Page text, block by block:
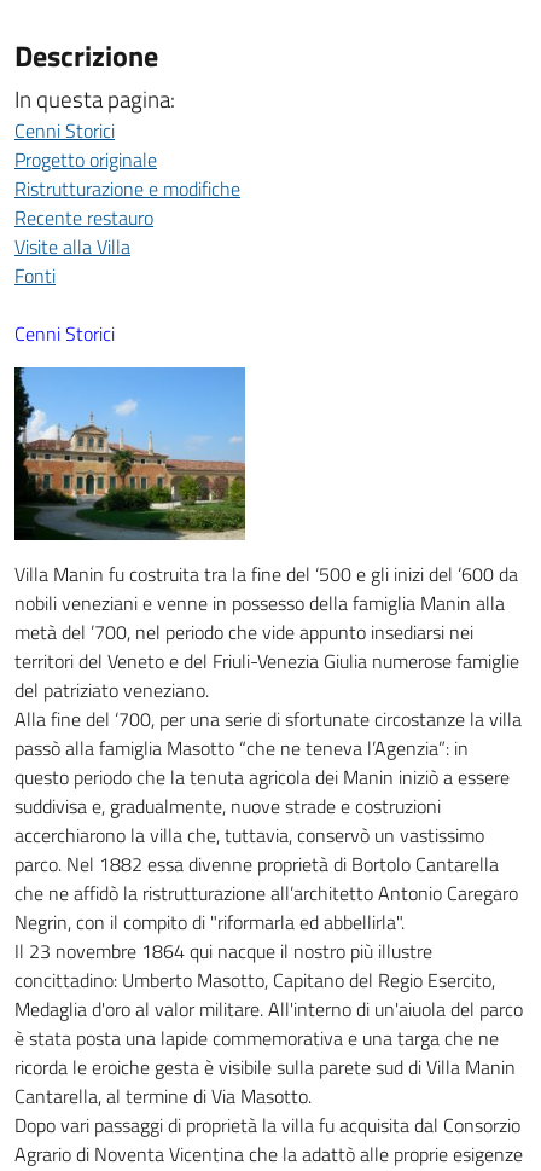
Descrizione
In questa pagina:
Cenni Storici
Progetto originale
Ristrutturazione e modifiche
Recente restauro
Visite alla Villa
Fonti
Cenni Storici
Villa Manin fu costruita tra la fine del ‘500 e gli inizi del ‘600 da
nobili veneziani e venne in possesso della famiglia Manin alla
metà del ’700, nel periodo che vide appunto insediarsi nei
territori del Veneto e del Friuli-Venezia Giulia numerose famiglie
del patriziato veneziano.
Alla fine del ‘700, per una serie di sfortunate circostanze la villa
passò alla famiglia Masotto “che ne teneva l’Agenzia”: in
questo periodo che la tenuta agricola dei Manin iniziò a essere
suddivisa e, gradualmente, nuove strade e costruzioni
accerchiarono la villa che, tuttavia, conservò un vastissimo
parco. Nel 1882 essa divenne proprietà di Bortolo Cantarella
che ne affidò la ristrutturazione all’architetto Antonio Caregaro
Negrin, con il compito di "riformarla ed abbellirla".
Il 23 novembre 1864 qui nacque il nostro più illustre
concittadino: Umberto Masotto, Capitano del Regio Esercito,
Medaglia d'oro al valor militare. All'interno di un'aiuola del parco
è stata posta una lapide commemorativa e una targa che ne
ricorda le eroiche gesta è visibile sulla parete sud di Villa Manin
Cantarella, al termine di Via Masotto.
Dopo vari passaggi di proprietà la villa fu acquisita dal Consorzio
Agrario di Noventa Vicentina che la adattò alle proprie esigenze